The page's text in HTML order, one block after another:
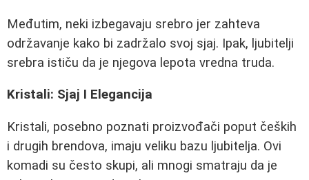
Međutim, neki izbegavaju srebro jer zahteva
održavanje kako bi zadržalo svoj sjaj. Ipak, ljubitelji
srebra ističu da je njegova lepota vredna truda.
Kristali: Sjaj I Elegancija
Kristali, posebno poznati proizvođači poput čeških
i drugih brendova, imaju veliku bazu ljubitelja. Ovi
komadi su često skupi, ali mnogi smatraju da je